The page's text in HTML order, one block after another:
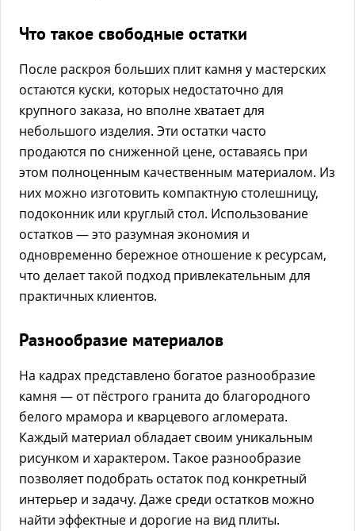
Что такое свободные остатки
После раскроя больших плит камня у мастерских
остаются куски, которых недостаточно для
крупного заказа, но вполне хватает для
небольшого изделия. Эти остатки часто
продаются по сниженной цене, оставаясь при
этом полноценным качественным материалом. Из
них можно изготовить компактную столешницу,
подоконник или круглый стол. Использование
остатков — это разумная экономия и
одновременно бережное отношение к ресурсам,
что делает такой подход привлекательным для
практичных клиентов.
Разнообразие материалов
На кадрах представлено богатое разнообразие
камня — от пёстрого гранита до благородного
белого мрамора и кварцевого агломерата.
Каждый материал обладает своим уникальным
рисунком и характером. Такое разнообразие
позволяет подобрать остаток под конкретный
интерьер и задачу. Даже среди остатков можно
найти эффектные и дорогие на вид плиты.